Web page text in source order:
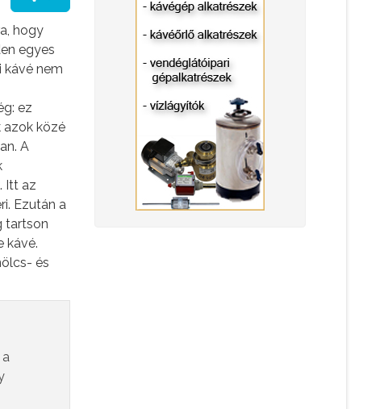
hogy
egyes
kávé nem
ez
azok közé
A
Itt az
Ezután a
tartson
kávé.
és